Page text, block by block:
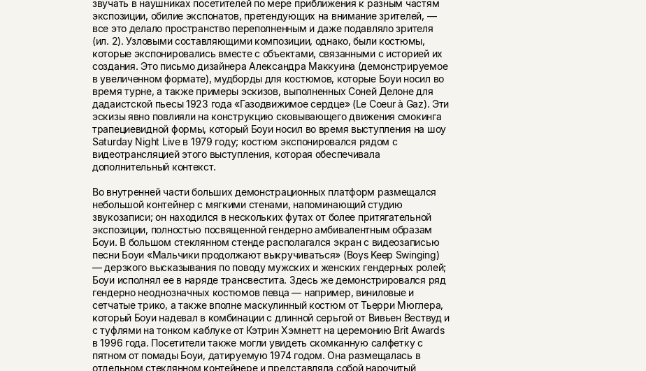
звучать в наушниках посетителей по мере приближения к разным частям
экспозиции, обилие экспонатов, претендующих на внимание зрителей, —
все это делало пространство переполненным и даже подавляло зрителя
(ил. 2). Узловыми составляющими композиции, однако, были костюмы,
которые экспонировались вместе с объектами, связанными с историей их
создания. Это письмо дизайнера Александра Маккуина (демонстрируемое
в увеличенном формате), мудборды для костюмов, которые Боуи носил во
время турне, а также примеры эскизов, выполненных Соней Делоне для
дадаистской пьесы 1923 года «Газодвижимое сердце» (Le Coeur à Gaz). Эти
эскизы явно повлияли на конструкцию сковывающего движения смокинга
трапециевидной формы, который Боуи носил во время выступления на шоу
Saturday Night Live в 1979 году; костюм экспонировался рядом с
видеотрансляцией этого выступления, которая обеспечивала
дополнительный контекст.
Во внутренней части больших демонстрационных платформ размещался
небольшой контейнер с мягкими стенами, напоминающий студию
звукозаписи; он находился в нескольких футах от более притягательной
экспозиции, полностью посвященной гендерно амбивалентным образам
Боуи. В большом стеклянном стенде располагался экран с видеозаписью
песни Боуи «Мальчики продолжают выкручиваться» (Boys Keep Swinging)
— дерзкого высказывания по поводу мужских и женских гендерных ролей;
Боуи исполнял ее в наряде трансвестита. Здесь же демонстрировался ряд
гендерно неоднозначных костюмов певца — например, виниловые и
сетчатые трико, а также вполне маскулинный костюм от Тьерри Мюглера,
который Боуи надевал в комбинации с длинной серьгой от Вивьен Вествуд и
с туфлями на тонком каблуке от Кэтрин Хэмнетт на церемонию Brit Awards
в 1996 года. Посетители также могли увидеть скомканную салфетку с
пятном от помады Боуи, датируемую 1974 годом. Она размещалась в
отдельном стеклянном контейнере и представляла собой нарочитый